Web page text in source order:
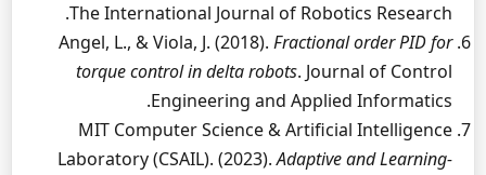
The International Journal of Robotics Research.
Angel, L., & Viola, J. (2018). Fractional order PID for
torque control in delta robots. Journal of Control
Engineering and Applied Informatics.
MIT Computer Science & Artificial Intelligence
Laboratory (CSAIL). (2023).Adaptive and Learning-